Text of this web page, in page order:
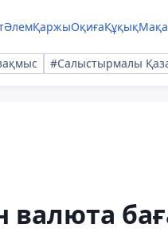
ӘлемҚаржыОқиғаҚұқық
#Салыстырмалы
валюта